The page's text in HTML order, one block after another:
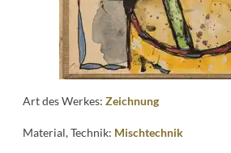
Art des Werkes:Zeichnung
Material, Technik: Mischtechnik